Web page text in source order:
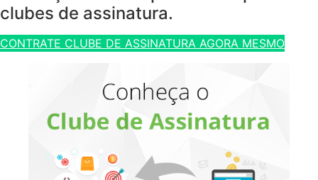
clubes de assinatura.
CONTRATE CLUBE DE ASSINATURA AGORA MESMO